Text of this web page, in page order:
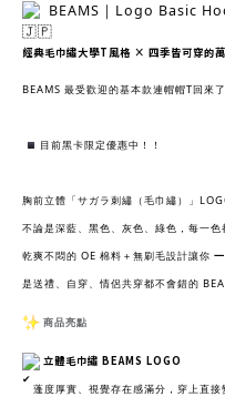
BEAMS｜Logo Basic
經典毛巾繡大學T風格 × 四季皆可穿的
BEAMS 最受歡迎的基本款連帽帽T回來了
目前黑卡限定優惠中！！
胸前立體「サガラ刺繡（毛巾繡）」
不論是深藍、黑色、灰色、綠色，每一色
乾爽不悶的 OE 棉料＋無刷毛設計讓你
是送禮、自穿、情侶共穿都不會錯的
商品亮點
立體毛巾繡 BEAMS LOGO
蓬度厚實、視覺存在感滿分，穿上直接